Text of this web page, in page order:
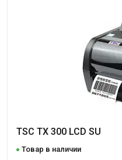
TSC TX 300 LCD SU
Товар в наличии